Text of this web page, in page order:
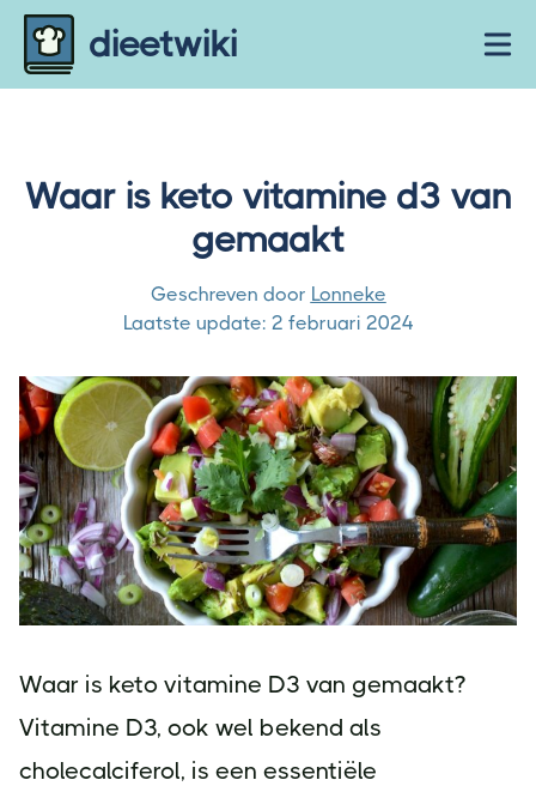
Skip to content
dieetwiki
Waar is keto vitamine d3 van
gemaakt
Geschreven door Lonneke
Laatste update: 2 februari 2024
Waar is keto vitamine D3 van gemaakt?
Vitamine D3, ook wel bekend als
cholecalciferol, is een essentiële